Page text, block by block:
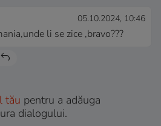
05.10.2024, 10:46
li se zice ,bravo???
tău pentru a adăuga
dialogului.